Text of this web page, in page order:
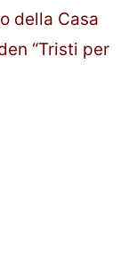
della Casa
“Tristi per